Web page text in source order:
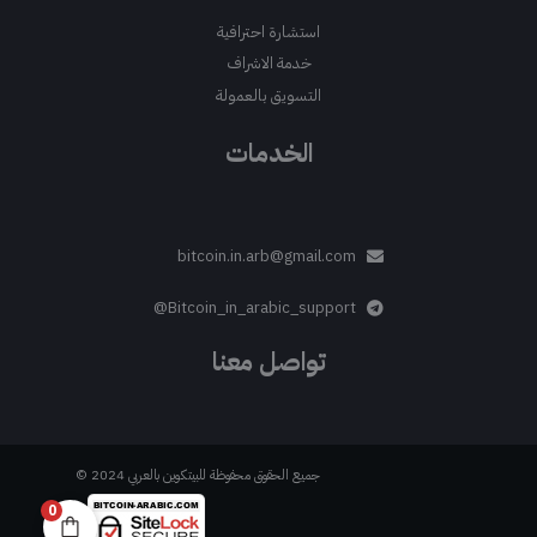
الخدمات
استشارة احترافية
خدمة الاشراف
التسويق بالعمولة
تواصل معنا
bitcoin.in.arb@gmail.com
Bitcoin_in_arabic_support@
جميع الحقوق محفوظة للبيتكوين بالعربي 2024 ©
0